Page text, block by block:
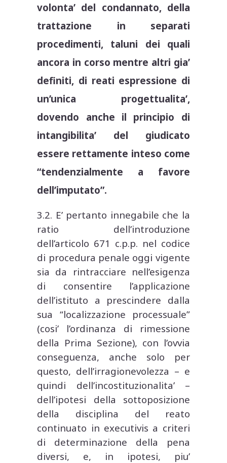
volonta’ del condannato, della
trattazione in separati
procedimenti, taluni dei quali
ancora in corso mentre altri gia’
definiti, di reati espressione di
un’unica progettualita’,
dovendo anche il principio di
intangibilita’ del giudicato
essere rettamente inteso come
“tendenzialmente a favore
dell’imputato”.
3.2. E’ pertanto innegabile che la
ratio dell’introduzione
dell’articolo 671 c.p.p. nel codice
di procedura penale oggi vigente
sia da rintracciare nell’esigenza
di consentire l’applicazione
dell’istituto a prescindere dalla
sua “localizzazione processuale”
(cosi’ l’ordinanza di rimessione
della Prima Sezione), con l’ovvia
conseguenza, anche solo per
questo, dell’irragionevolezza – e
quindi dell’incostituzionalita’ –
dell’ipotesi della sottoposizione
della disciplina del reato
continuato in executivis a criteri
di determinazione della pena
diversi, e, in ipotesi, piu’